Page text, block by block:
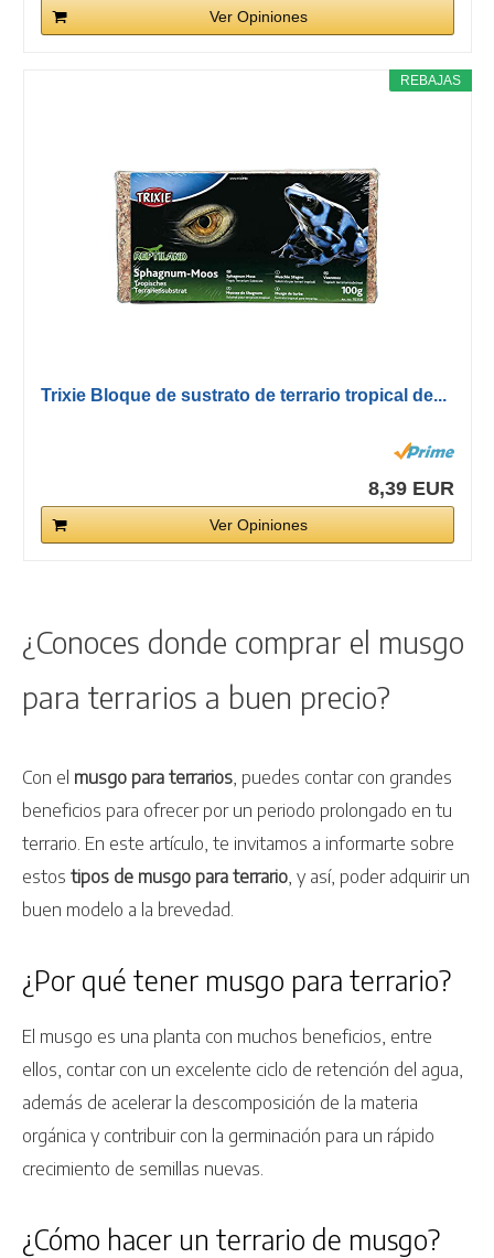
Ver Opiniones
REBAJAS
Trixie Bloque de sustrato de terrario tropical de...
8,39 EUR
Ver Opiniones
¿Conoces donde comprar el musgo
para terrarios a buen precio?
Con el musgo para terrarios , puedes contar con grandes
beneficios para ofrecer por un periodo prolongado en tu
terrario. En este artículo, te invitamos a informarte sobre
estos tipos de musgo para terrario , y así, poder adquirir un
buen modelo a la brevedad.
¿Por qué tener musgo para terrario?
El musgo es una planta con muchos beneficios, entre
ellos, contar con un excelente ciclo de retención del agua,
además de acelerar la descomposición de la materia
orgánica y contribuir con la germinación para un rápido
crecimiento de semillas nuevas.
¿Cómo hacer un terrario de musgo?